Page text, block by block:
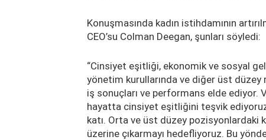
Konuşmasında kadın istihdamının
CEO’su Colman Deegan, şunları söyledi:
“Cinsiyet eşitliği, ekonomik ve sosyal
yönetim kurullarında ve diğer üst
iş sonuçları ve performans elde ediyor.
hayatta cinsiyet eşitliğini teşvik
katı. Orta ve üst düzey pozisyonlardaki
üzerine çıkarmayı hedefliyoruz. Bu